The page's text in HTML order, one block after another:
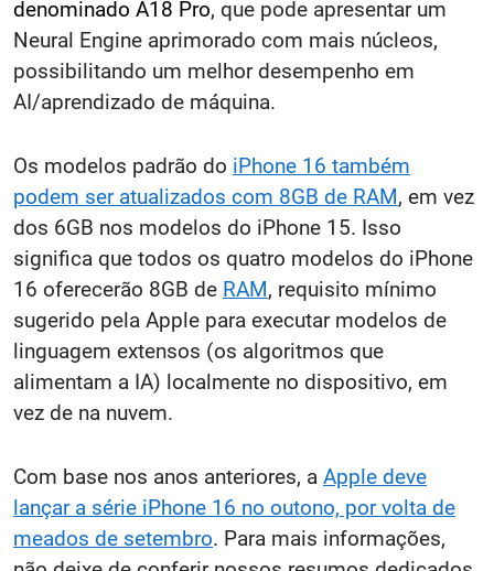
denominado A18 Pro, que pode apresentar um
Neural Engine aprimorado com mais núcleos,
possibilitando um melhor desempenho em
AI/aprendizado de máquina.
Os modelos padrão do iPhone 16 também
podem ser atualizados com 8GB de RAM, em vez
dos 6GB nos modelos do iPhone 15. Isso
significa que todos os quatro modelos do iPhone
16 oferecerão 8GB de RAM, requisito mínimo
sugerido pela Apple para executar modelos de
linguagem extensos (os algoritmos que
alimentam a IA) localmente no dispositivo, em
vez de na nuvem.
Com base nos anos anteriores, a Apple deve
lançar a série iPhone 16 no outono, por volta de
meados de setembro. Para mais informações,